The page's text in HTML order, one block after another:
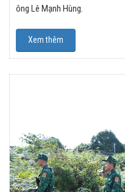
ông Lê Mạnh Hùng.
Xem thêm